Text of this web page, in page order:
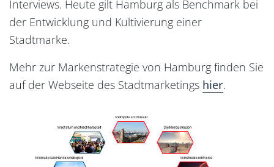
Interviews. Heute gilt Hamburg als Benchmark bei
der Entwicklung und Kultivierung einer
Stadtmarke.
Mehr zur Markenstrategie von Hamburg finden Sie
auf der Webseite des Stadtmarketings hier.